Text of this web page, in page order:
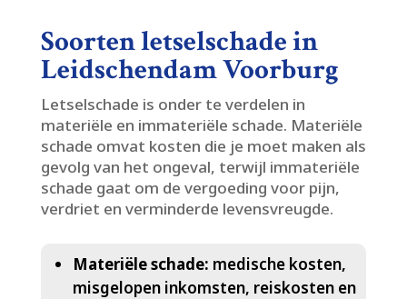
Soorten letselschade in
Leidschendam Voorburg
Letselschade is onder te verdelen in
materiële en immateriële schade.​ Materiële
schade omvat kosten die je moet maken als
gevolg van het ongeval, terwijl immateriële
schade gaat om de vergoeding voor pijn,
verdriet en verminderde levensvreugde.​
Materiële schade: medische kosten,
misgelopen inkomsten, reiskosten en